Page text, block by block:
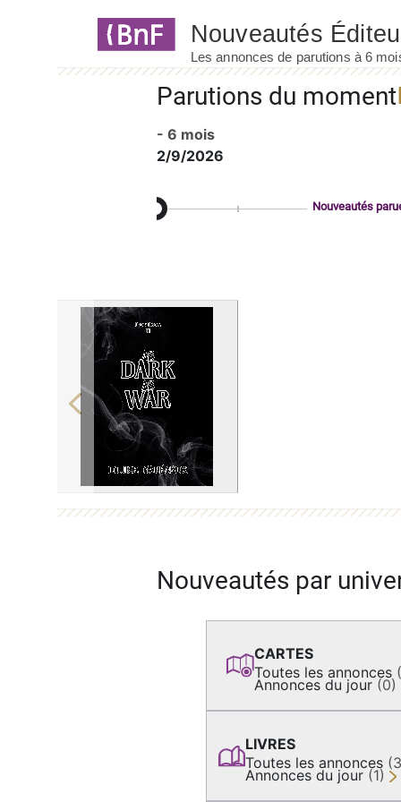
Parutions du moment
- 6 mois
2/9/2026
Nouveautés
Previous
Nouveautés par
CARTES
Toutes les annonces
Annonces du jour (0)
LIVRES
Toutes les annonces
Annonces du jour (1)